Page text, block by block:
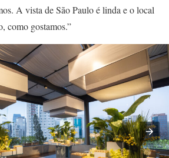
A vista de São Paulo é linda e o local
como gostamos.”